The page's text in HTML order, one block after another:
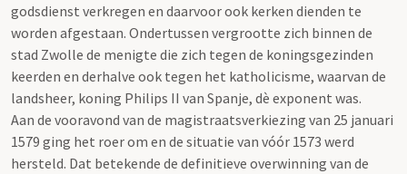
godsdienst verkregen en daarvoor ook kerken dienden te
worden afgestaan. Ondertussen vergrootte zich binnen de
stad Zwolle de menigte die zich tegen de koningsgezinden
keerden en derhalve ook tegen het katholicisme, waarvan de
landsheer, koning Philips II van Spanje, dè exponent was.
Aan de vooravond van de magistraatsverkiezing van 25 januari
1579 ging het roer om en de situatie van vóór 1573 werd
hersteld. Dat betekende de definitieve overwinning van de